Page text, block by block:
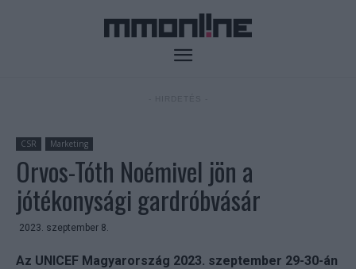
CSR Marketing
Orvos-Tóth Noémivel jön a
jótékonysági gardróbvásár
2023. szeptember 8.
Az UNICEF Magyarország 2023. szeptember 29-30-án